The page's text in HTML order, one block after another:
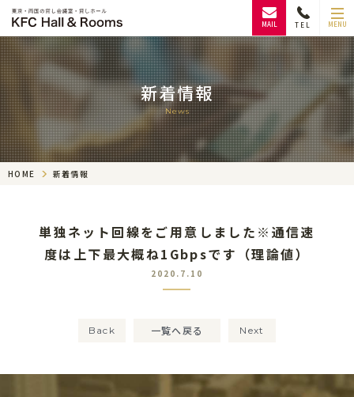
MAIL TEL MENU
新着情報
News
HOME 新着情報
単独ネット回線をご用意しました※通信速
度は上下最大概ね1Gbpsです（理論値）
2020.7.10
Back 一覧へ戻る Next